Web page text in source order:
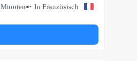
In Französisch